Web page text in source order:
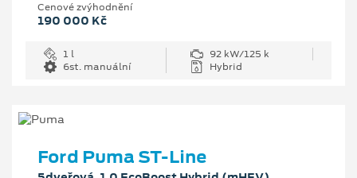
Cenové zvýhodnění
190 000 Kč
1 l
92 kW/125 k
6st. manuální
Hybrid
Ford Puma ST-Line